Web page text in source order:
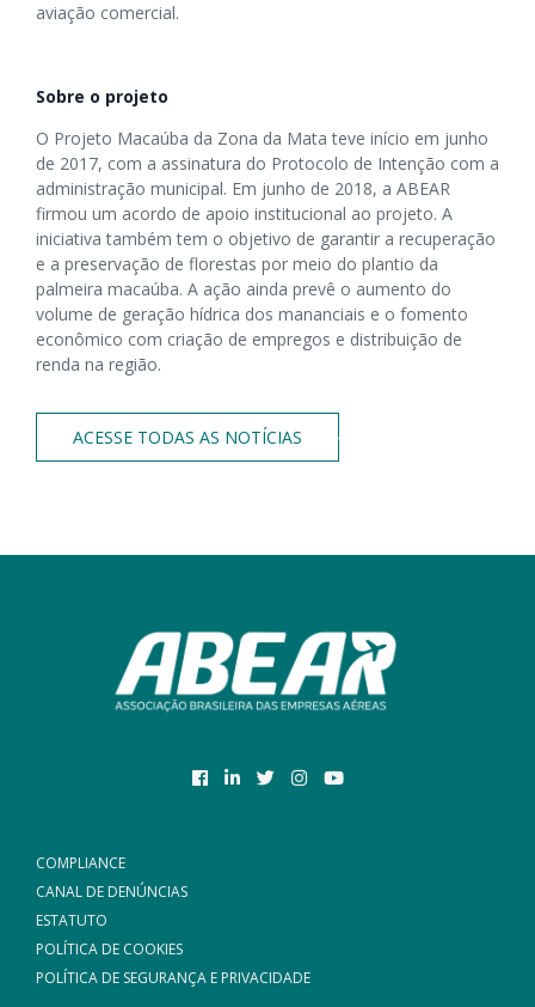
aviação comercial.
Sobre o projeto
O Projeto Macaúba da Zona da Mata teve início em junho
de 2017, com a assinatura do Protocolo de Intenção com a
administração municipal. Em junho de 2018, a ABEAR
firmou um acordo de apoio institucional ao projeto. A
iniciativa também tem o objetivo de garantir a recuperação
e a preservação de florestas por meio do plantio da
palmeira macaúba. A ação ainda prevê o aumento do
volume de geração hídrica dos mananciais e o fomento
econômico com criação de empregos e distribuição de
renda na região.
ACESSE TODAS AS NOTÍCIAS
COMPLIANCE
CANAL DE DENÚNCIAS
ESTATUTO
POLÍTICA DE COOKIES
POLÍTICA DE SEGURANÇA E PRIVACIDADE